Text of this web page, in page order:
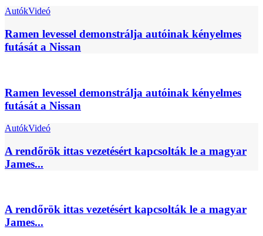
AutókVideó
Ramen levessel demonstrálja autóinak kényelmes
futását a Nissan
Ramen levessel demonstrálja autóinak kényelmes
futását a Nissan
AutókVideó
A rendőrök ittas vezetésért kapcsolták le a magyar
James...
A rendőrök ittas vezetésért kapcsolták le a magyar
James...